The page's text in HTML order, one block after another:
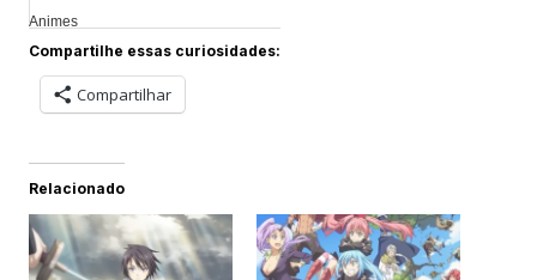
Animes
Compartilhe essas curiosidades:
Compartilhar
Relacionado